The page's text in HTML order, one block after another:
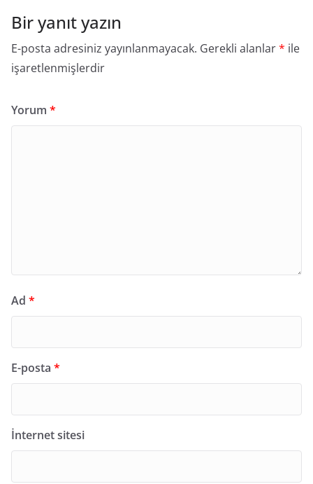
Bir yanıt yazın
E-posta adresiniz yayınlanmayacak. Gerekli alanlar* ile
işaretlenmişlerdir
Yorum *
Ad *
E-posta *
İnternet sitesi